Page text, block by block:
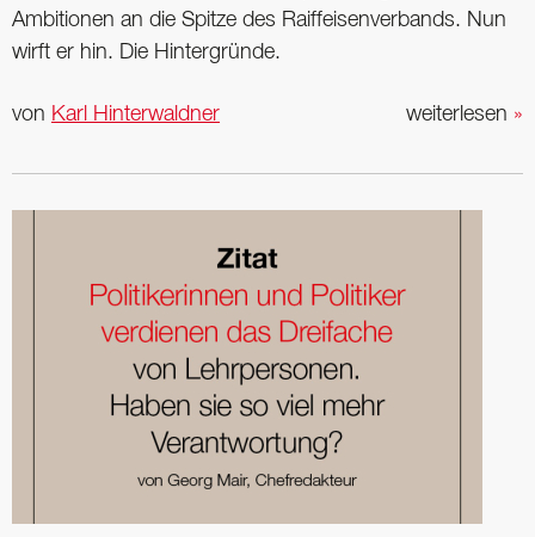
Ambitionen an die Spitze des Raiffeisenverbands. Nun
wirft er hin. Die Hintergründe.
weiterlesen »
von Karl Hinterwaldner